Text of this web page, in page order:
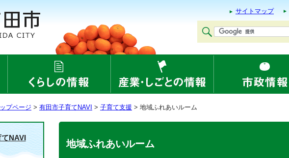
サイトマップ
プページ > 有田市子育てNAVI > 子育て支援 > 地域ふれあいルーム
地域ふれあいルーム
NAVI